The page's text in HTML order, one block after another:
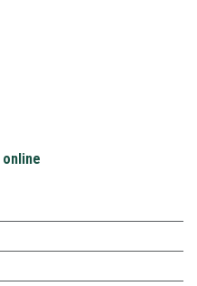
online